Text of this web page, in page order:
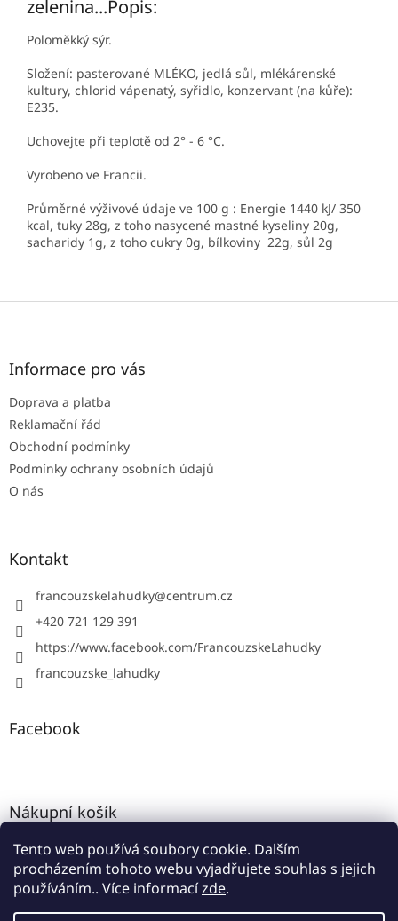
Tento web používá soubory cookie. Dalším
procházením tohoto webu vyjadřujete souhlas s jejich
používáním.. Více informacízde.
zelenina...Popis:
Poloměkký sýr.
Složení: pasterované MLÉKO, jedlá sůl, mlékárenské
kultury, chlorid vápenatý, syřidlo, konzervant (na kůře):
E235.
Uchovejte při teplotě od 2° - 6 °C.
Vyrobeno ve Francii.
Průměrné výživové údaje ve 100 g : Energie 1440 kJ/ 350
kcal, tuky 28g, z toho nasycené mastné kyseliny 20g,
sacharidy 1g, z toho cukry 0g, bílkoviny 22g, sůl 2g
Z
Informace pro vás
Doprava a platba
Reklamační řád
Obchodní podmínky
Podmínky ochrany osobních údajů
O nás
Kontakt
francouzskelahudky@centrum.cz
+420 721 129 391
https://www.facebook.com/FrancouzskeLahudky
francouzske_lahudky
Facebook
Nákupní košík
0KS / 0 KČ